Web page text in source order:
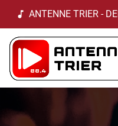
music_note ANTENNE TRIER -